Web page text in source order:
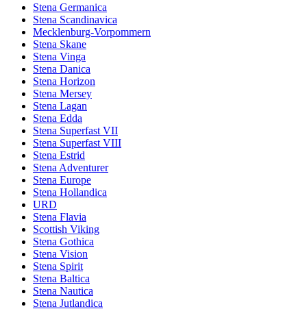
Stena Germanica
Stena Scandinavica
Mecklenburg-Vorpommern
Stena Skane
Stena Vinga
Stena Danica
Stena Horizon
Stena Mersey
Stena Lagan
Stena Edda
Stena Superfast VII
Stena Superfast VIII
Stena Estrid
Stena Adventurer
Stena Europe
Stena Hollandica
URD
Stena Flavia
Scottish Viking
Stena Gothica
Stena Vision
Stena Spirit
Stena Baltica
Stena Nautica
Stena Jutlandica